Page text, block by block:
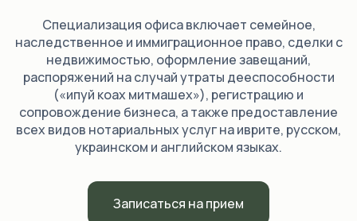
Специализация офиса включает семейное,
наследственное и иммиграционное право, сделки с
недвижимостью, оформление завещаний,
распоряжений на случай утраты дееспособности
(«ипуй коах митмашех»), регистрацию и
сопровождение бизнеса, а также предоставление
всех видов нотариальных услуг на иврите, русском,
украинском и английском языках.
Записаться на прием